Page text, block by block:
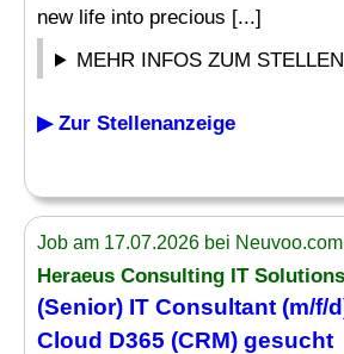
new life into precious [...]
MEHR INFOS ZUM
▶ Zur Stellenanzeige
Job am 17.07.2026 bei
Heraeus Consulting IT
(Senior) IT Consultant (m/f/
Cloud D365 (CRM) gesucht